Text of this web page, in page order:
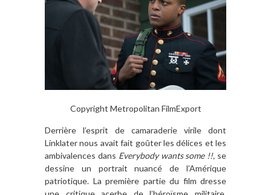
Copyright Metropolitan FilmExport
Derrière l’esprit de camaraderie virile dont
Linklater nous avait fait goûter les délices et les
ambivalences dans Everybody wants some !!, se
dessine un portrait nuancé de l’Amérique
patriotique. La première partie du film dresse